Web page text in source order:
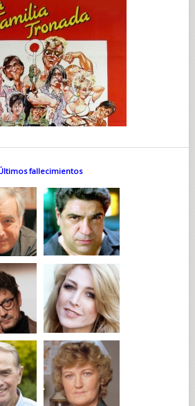
fallecimientos